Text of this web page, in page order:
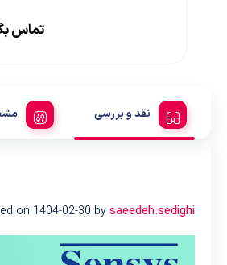
تماس
نقد و بررسی
on 1404-02-30 bysaeedeh.sedighi